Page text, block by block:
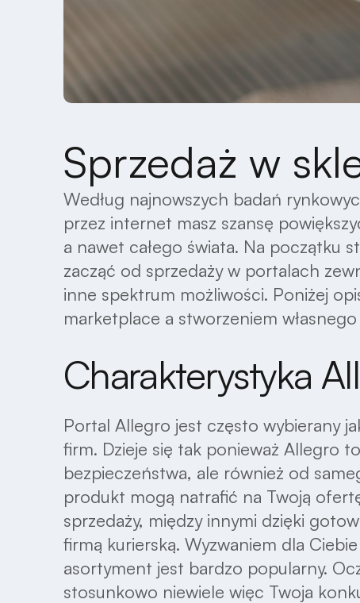
Sprzedaż w
Według najnowszych badań
przez internet masz szansę
a nawet całego świata. Na początku
zacząć od sprzedaży w portalach
inne spektrum możliwości. Poniżej
marketplace a stworzeniem
Charakterystyka
Portal Allegro jest często wybierany
firm. Dzieje się tak ponieważ Allegro
bezpieczeństwa, ale również od
produkt mogą natrafić na Twoją
sprzedaży, między innymi dzięki
firmą kurierską. Wyzwaniem dla
asortyment jest bardzo popularny.
stosunkowo niewiele więc Twoja